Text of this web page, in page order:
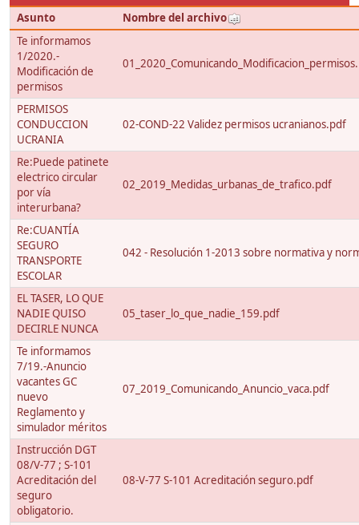
Asunto
Nombre del archivo
Te informamos
1/2020.-
Modificación de
permisos
PERMISOS
CONDUCCION
UCRANIA
02-COND-22 Validez permisos ucranianos.pdf
Re:Puede patinete
electrico circular
por vía
interurbana?
02_2019_Medidas_urbanas_de_trafico.pdf
Re:CUANTÍA
SEGURO
TRANSPORTE
ESCOLAR
042 - Resolución 1-2013 sobre normativa y
EL TASER, LO QUE
NADIE QUISO
DECIRLE NUNCA
05_taser_lo_que_nadie_159.pdf
Te informamos
7/19.-Anuncio
vacantes GC
nuevo
Reglamento y
simulador méritos
07_2019_Comunicando_Anuncio_vaca.pdf
Instrucción DGT
08/V-77 ; S-101
Acreditación del
seguro
obligatorio.
08-V-77 S-101 Acreditación seguro.pdf